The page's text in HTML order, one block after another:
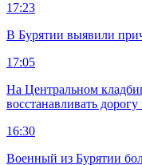
17:23
В Бурятии выявили
17:05
На Центральном
восстанавливать
16:30
Военный из Бурятии